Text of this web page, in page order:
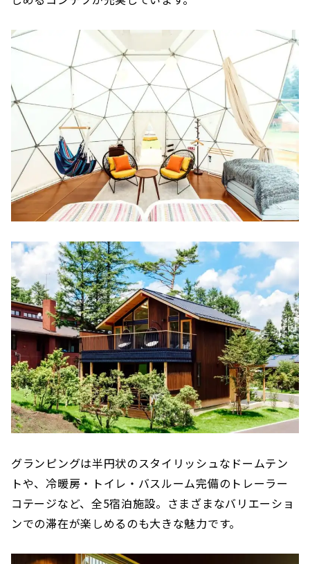
グランピングは半円状のスタイリッシュなドームテン
トや、冷暖房・トイレ・バスルーム完備のトレーラー
コテージなど、全5宿泊施設。さまざまなバリエーショ
ンでの滞在が楽しめるのも大きな魅力です。